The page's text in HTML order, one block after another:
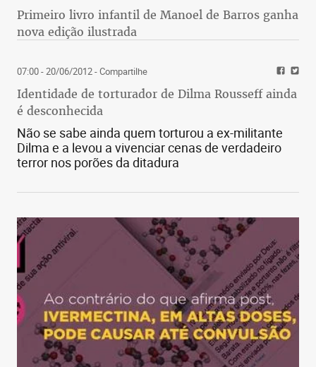
Primeiro livro infantil de Manoel de Barros ganha
nova edição ilustrada
07:00 - 20/06/2012- Compartilhe
Identidade de torturador de Dilma Rousseff ainda
é desconhecida
Não se sabe ainda quem torturou a ex-militante
Dilma e a levou a vivenciar cenas de verdadeiro
terror nos porões da ditadura